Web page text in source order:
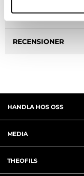
FRÅGA OM
RECENSIONER
HANDLA HOS OSS
MEDIA
THEOFILS